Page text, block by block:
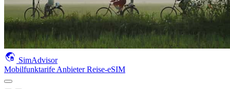
SimAdvisor
Mobilfunktarife AnbieterReise-eSIM